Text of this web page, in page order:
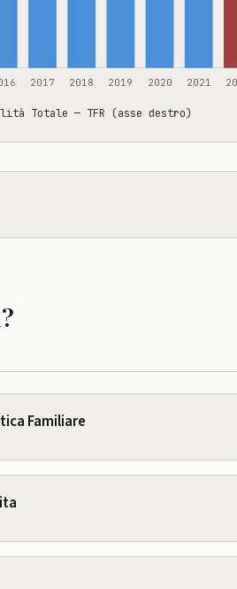
Totale — TFR (asse destro)
Familiare